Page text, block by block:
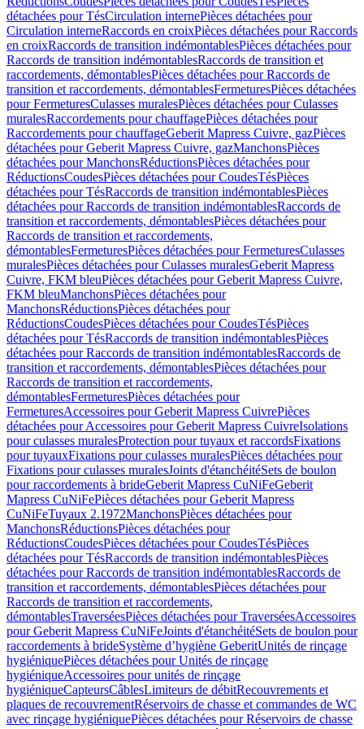
détachées pour TésCirculation internePièces détachées pour
Circulation interneRaccords en croixPièces détachées pour Raccords
en croixRaccords de transition indémontablesPièces détachées pour
Raccords de transition indémontablesRaccords de transition et
raccordements, démontablesPièces détachées pour Raccords de
transition et raccordements, démontablesFermeturesPièces détachées
pour FermeturesCulasses muralesPièces détachées pour Culasses
muralesRaccordements pour chauffagePièces détachées pour
Raccordements pour chauffageGeberit Mapress Cuivre, gazPièces
détachées pour Geberit Mapress Cuivre, gazManchonsPièces
détachées pour ManchonsRéductionsPièces détachées pour
RéductionsCoudesPièces détachées pour CoudesTésPièces
détachées pour TésRaccords de transition indémontablesPièces
détachées pour Raccords de transition indémontablesRaccords de
transition et raccordements, démontablesPièces détachées pour
Raccords de transition et raccordements,
démontablesFermeturesPièces détachées pour FermeturesCulasses
muralesPièces détachées pour Culasses muralesGeberit Mapress
Cuivre, FKM bleuPièces détachées pour Geberit Mapress Cuivre,
FKM bleuManchonsPièces détachées pour
ManchonsRéductionsPièces détachées pour
RéductionsCoudesPièces détachées pour CoudesTésPièces
détachées pour TésRaccords de transition indémontablesPièces
détachées pour Raccords de transition indémontablesRaccords de
transition et raccordements, démontablesPièces détachées pour
Raccords de transition et raccordements,
démontablesFermeturesPièces détachées pour
FermeturesAccessoires pour Geberit Mapress CuivrePièces
détachées pour Accessoires pour Geberit Mapress CuivreIsolations
pour culasses muralesProtection pour tuyaux et raccordsFixations
pour tuyauxFixations pour culasses muralesPièces détachées pour
Fixations pour culasses muralesJoints d'étanchéitéSets de boulon
pour raccordements à brideGeberit Mapress CuNiFeGeberit
Mapress CuNiFePièces détachées pour Geberit Mapress
CuNiFeTuyaux 2.1972ManchonsPièces détachées pour
ManchonsRéductionsPièces détachées pour
RéductionsCoudesPièces détachées pour CoudesTésPièces
détachées pour TésRaccords de transition indémontablesPièces
détachées pour Raccords de transition indémontablesRaccords de
transition et raccordements, démontablesPièces détachées pour
Raccords de transition et raccordements,
démontablesTraverséesPièces détachées pour TraverséesAccessoires
pour Geberit Mapress CuNiFeJoints d'étanchéitéSets de boulon pour
raccordements à brideSystème d’hygiène GeberitUnités de rinçage
hygiéniquePièces détachées pour Unités de rinçage
hygiéniqueAccessoires pour unités de rinçage
hygiéniqueCapteursCâblesLimiteurs de débitRecouvrements et
plaques de recouvrementRéservoirs de chasse et commandes de WC
avec rinçage hygiéniquePièces détachées pour Réservoirs de chasse